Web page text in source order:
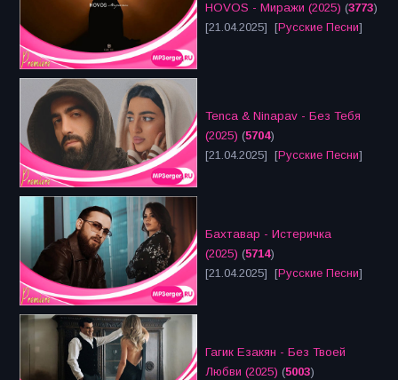
HOVOS - Миражи (2025) (3773)
[21.04.2025] [Русские Песни]
Tenca & Ninapav - Без Тебя
(2025) (5704)
[21.04.2025] [Русские Песни]
Бахтавар - Истеричка
(2025) (5714)
[21.04.2025] [Русские Песни]
Гагик Езакян - Без Твоей
Любви (2025) (5003)